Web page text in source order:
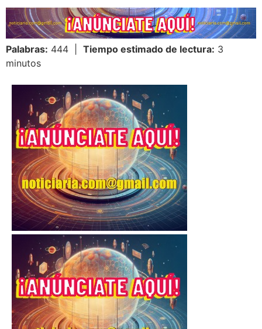
Palabras: 444 | Tiempo estimado de lectura: 3
minutos